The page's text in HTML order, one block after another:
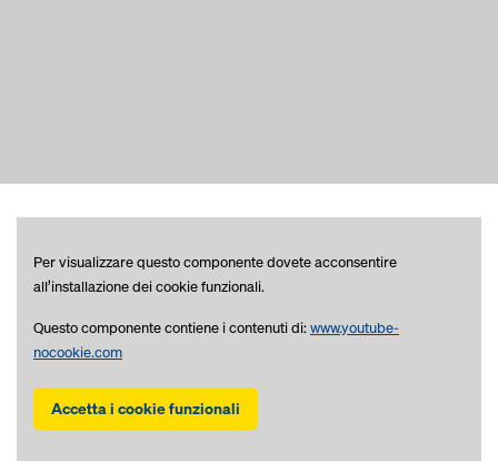
Per visualizzare questo componente dovete acconsentire
all’installazione dei cookie funzionali.
Questo componente contiene i contenuti di:www.youtube-
nocookie.com
Accetta i cookie funzionali